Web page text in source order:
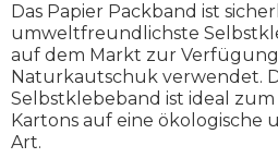
Das Papier Packband ist
umweltfreundlichste
auf dem Markt zur
Naturkautschuk verwendet.
Selbstklebeband ist ideal zum
Kartons auf eine
Art.